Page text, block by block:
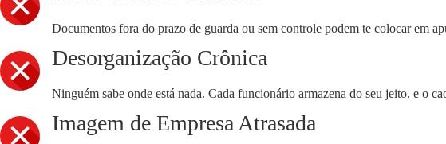
Documentos fora do prazo de guarda ou sem controle podem te colocar em
Desorganização Crônica
Ninguém sabe onde está nada. Cada funcionário armazena do seu jeito, e o
Imagem de Empresa Atrasada